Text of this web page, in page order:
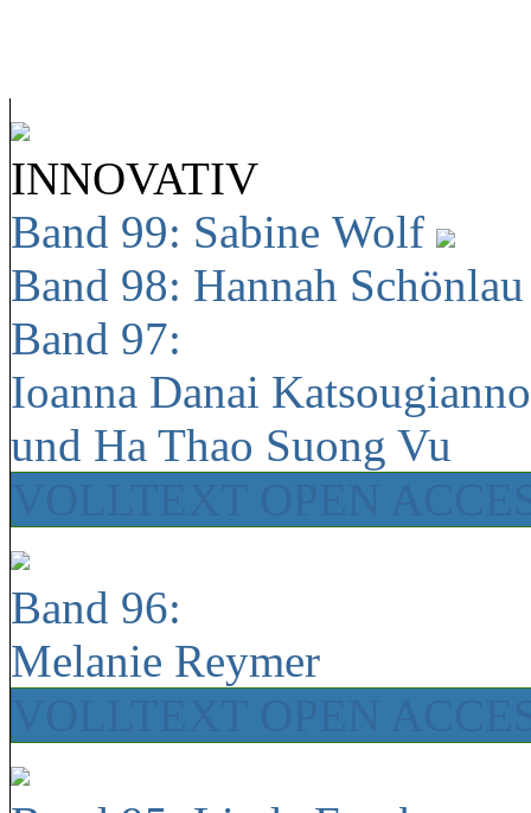
INNOVATIV
Band 99: Sabine Wolf
Band 98: Hannah
Band 97:
Ioanna Danai
und Ha Thao Suong Vu
Band 96:
Melanie Reymer